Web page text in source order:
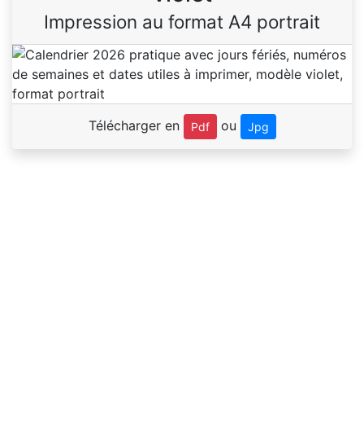
Impression au format A4 portrait
Télécharger en Pdf ou Jpg